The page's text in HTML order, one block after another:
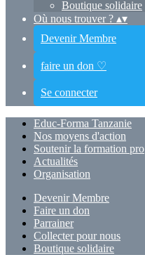
Boutique solidaire
Où nous trouver ? ▴▾
Devenir Membre
faire un don ♡
Se connecter
Educ-Forma Tanzanie
Nos moyens d'action
Soutenir la formation pro
Actualités
Organisation
Devenir Membre
Faire un don
Parrainer
Collecter pour nous
Boutique solidaire